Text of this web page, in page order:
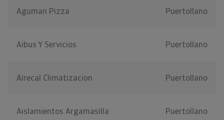
Aguman Pizza Puertollano
Aibus Y Servicios Puertollano
Airecal Climatizacion Puertollano
Aislamientos Argamasilla Puertollano